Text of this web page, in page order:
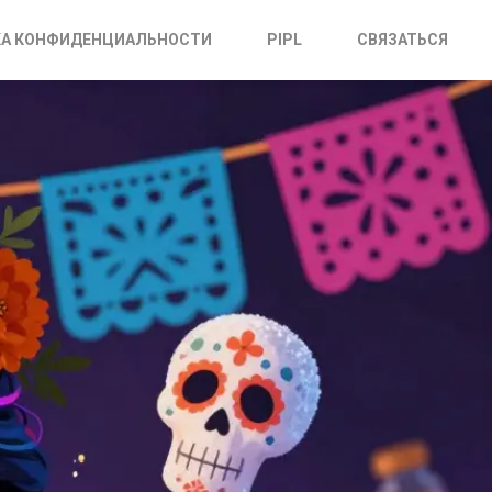
КОНФИДЕНЦИАЛЬНОСТИ PIPL СВЯЗАТЬСЯ